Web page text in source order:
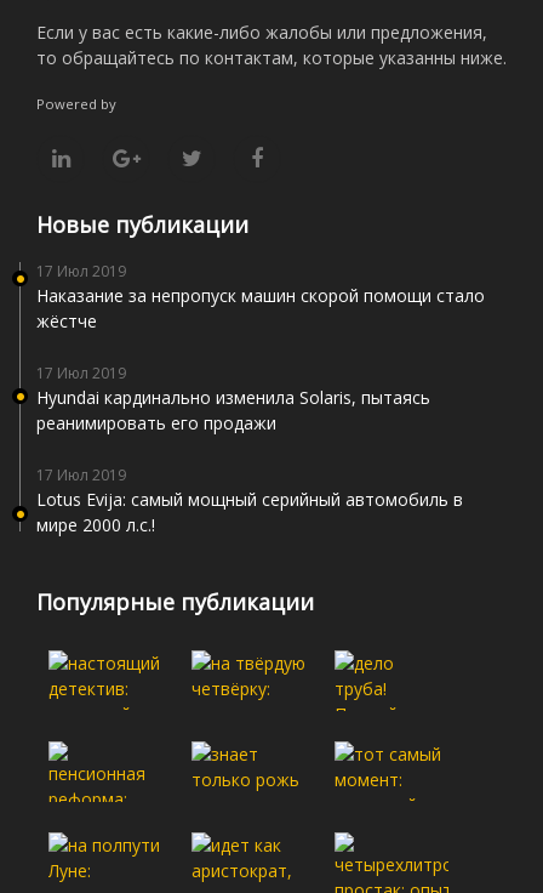
Если у вас есть какие-либо жалобы или предложения,
то обращайтесь по контактам, которые указанны ниже.
Powered by
Новые публикации
17 Июл 2019
Наказание за непропуск машин скорой помощи стало
жёстче
17 Июл 2019
Hyundai кардинально изменила Solaris, пытаясь
реанимировать его продажи
17 Июл 2019
Lotus Evija: самый мощный серийный автомобиль в
мире 2000 л.с.!
Популярные публикации